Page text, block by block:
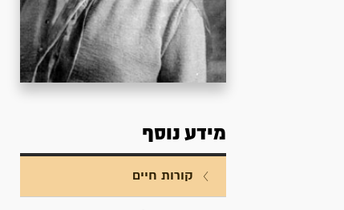
מידע נוסף
קורות חיים